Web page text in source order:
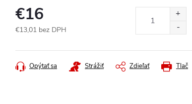
€16
€13,01 bez DPH
cena:
Tlač
Opýtať sa Strážiť Zdieľať